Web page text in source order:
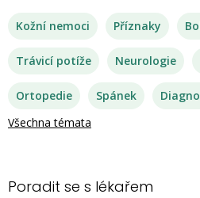
Kožní nemoci Příznaky
Trávicí potíže Neurologie
Ortopedie Spánek
Všechna témata
Poradit se s lékařem